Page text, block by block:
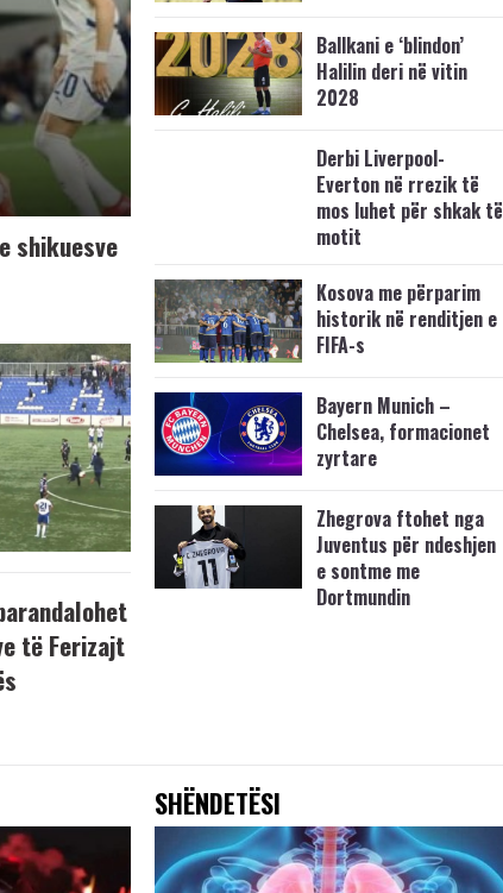
shikuesve
të Ferizajt
Ballkani e ‘blindon’
Halilin deri në vitin
2028
Derbi Liverpool-
Everton në rrezik të
mos luhet për shkak të
motit
Kosova me përparim
historik në renditjen e
FIFA-s
Bayern Munich –
Chelsea, formacionet
zyrtare
Zhegrova ftohet nga
Juventus për ndeshjen
e sontme me
Dortmundin
SHËNDETËSI